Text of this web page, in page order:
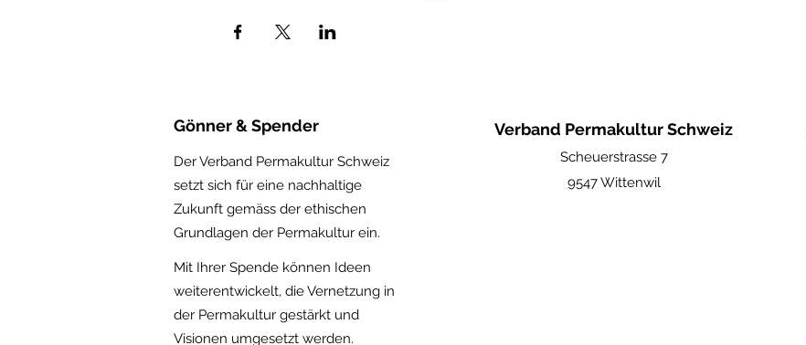
Gönner & Spender
Der Verband Permakultur Schweiz
setzt sich für eine nachhaltige
Zukunft gemäss der ethischen
Grundlagen der Permakultur ein.
Mit Ihrer Spende können Ideen
weiterentwickelt, die Vernetzung in
der Permakultur gestärkt und
Visionen umgesetzt werden.
Verband Permakultur Schweiz
Scheuerstrasse 7
9547 Wittenwil